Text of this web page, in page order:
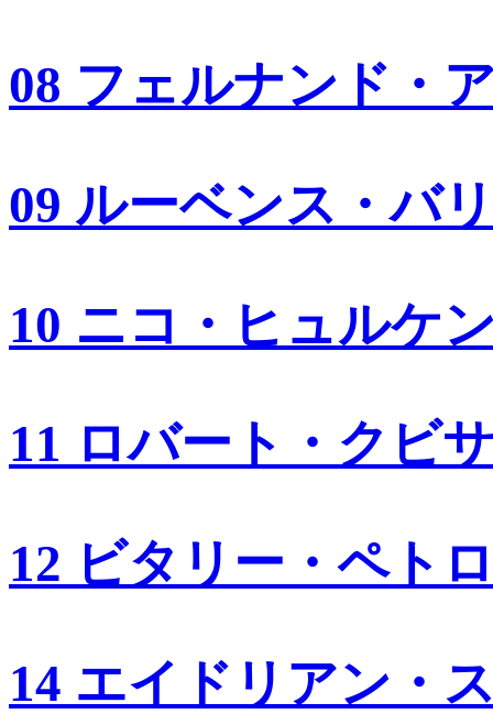
08 フェルナンド・
09 ルーベンス・バ
10 ニコ・ヒュルケ
11 ロバート・クビ
12 ビタリー・ペト
14 エイドリアン・